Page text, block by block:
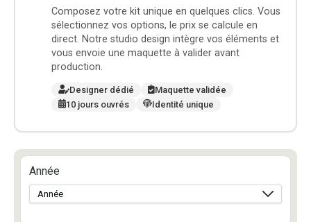
Composez votre kit unique en quelques clics. Vous
sélectionnez vos options, le prix se calcule en
direct. Notre studio design intègre vos éléments et
vous envoie une maquette à valider avant
production.
Designer dédié
Maquette validée
10 jours ouvrés
Identité unique
Année